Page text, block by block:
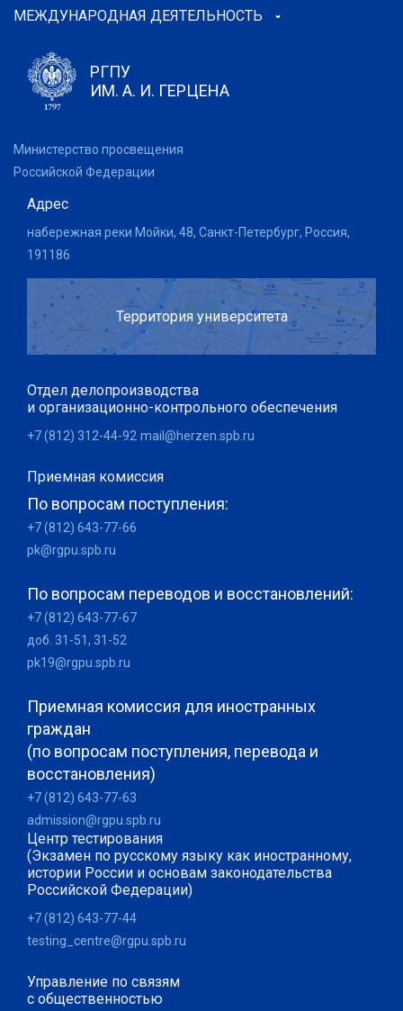
МЕЖДУНАРОДНАЯ ДЕЯТЕЛЬНОСТЬ
РГПУ
ИМ. А. И. ГЕРЦЕНА
Министерство просвещения
Российской Федерации
Адрес
набережная реки Мойки, 48, Санкт-Петербург, Россия,
191186
Территория университета
Отдел делопроизводства
и организационно-контрольного обеспечения
+7 (812) 312-44-92 mail@herzen.spb.ru
Приемная комиссия
По вопросам поступления:
+7 (812) 643-77-66
pk@rgpu.spb.ru
По вопросам переводов и восстановлений:
+7 (812) 643-77-67
доб. 31-51, 31-52
pk19@rgpu.spb.ru
Приемная комиссия для иностранных
граждан
(по вопросам поступления, перевода и
восстановления)
+7 (812) 643-77-63
admission@rgpu.spb.ru
Центр тестирования
(Экзамен по русскому языку как иностранному,
истории России и основам законодательства
Российской Федерации)
+7 (812) 643-77-44
testing_centre@rgpu.spb.ru
Управление по связям
с общественностью